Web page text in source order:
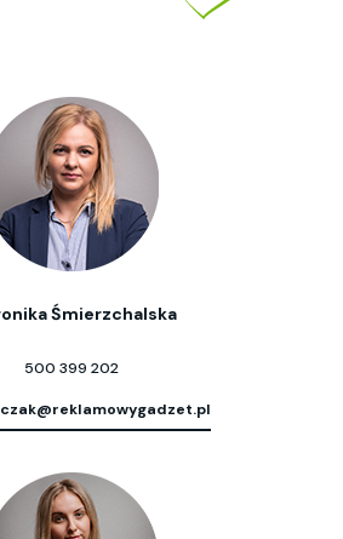
Śmierzchalska
500 399 202